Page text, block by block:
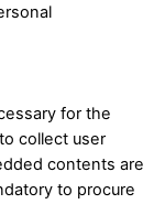
for the
collect user
contents are
to procure